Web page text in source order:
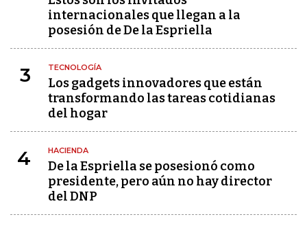
internacionales que llegan a la
posesión de De la Espriella
3 TECNOLOGÍA
Los gadgets innovadores que están
transformando las tareas cotidianas
del hogar
4 HACIENDA
De la Espriella se posesionó como
presidente, pero aún no hay director
del DNP